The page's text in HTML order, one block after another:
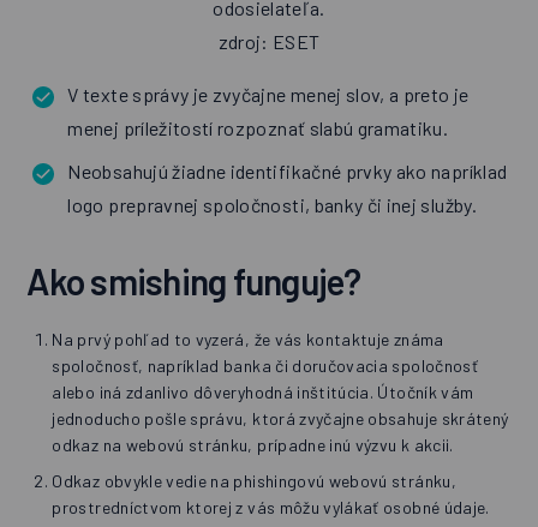
odosielateľa.
zdroj: ESET
V texte správy je zvyčajne menej slov, a preto je
menej príležitostí rozpoznať slabú gramatiku.
Neobsahujú žiadne identifikačné prvky ako napríklad
logo prepravnej spoločnosti, banky či inej služby.
Ako smishing funguje?
Na prvý pohľad to vyzerá, že vás kontaktuje známa
spoločnosť, napríklad banka či doručovacia spoločnosť
alebo iná zdanlivo dôveryhodná inštitúcia. Útočník vám
jednoducho pošle správu, ktorá zvyčajne obsahuje skrátený
odkaz na webovú stránku, prípadne inú výzvu k akcii.
Odkaz obvykle vedie na phishingovú webovú stránku,
prostredníctvom ktorej z vás môžu vylákať osobné údaje.